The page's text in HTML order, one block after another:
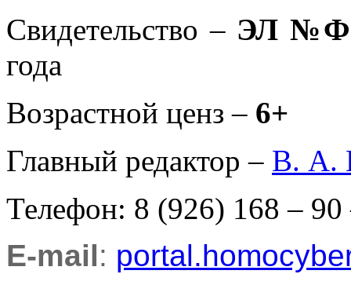
Свидетельство – ЭЛ
года
Возрастной ценз – 6+
Главный редактор – В. А.
Телефон: 8 (926) 168 – 90
E-mail: